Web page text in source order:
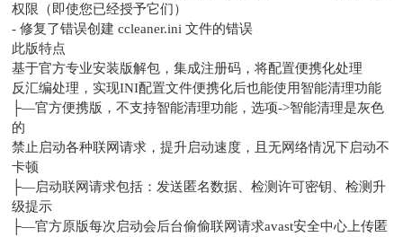
权限（即使您已经授予它们）
- 修复了错误创建 ccleaner.ini 文件的错误
此版特点
基于官方专业安装版解包，集成注册码，将配置便携化处理
反汇编处理，实现INI配置文件便携化后也能使用智能清理功能
├—官方便携版，不支持智能清理功能，选项->智能清理是灰色
的
禁止启动各种联网请求，提升启动速度，且无网络情况下启动不
卡顿
├—启动联网请求包括：发送匿名数据、检测许可密钥、检测升
级提示
├—官方原版每次启动会后台偷偷联网请求avast安全中心上传匿